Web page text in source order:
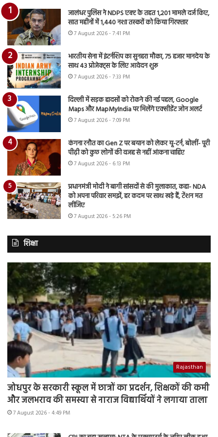
जालंधर पुलिस ने NDPS एक्ट के तहत 1,201 मामले दर्ज किए,
सात महीनों में 1,440 नशा तस्करों को किया गिरफ्तार
7 August 2026 - 7:41 PM
भारतीय सेना में इंटर्नशिप का सुनहरा मौका, 75 हजार मानदेय के
साथ 43 प्रोजेक्ट्स के लिए आवेदन शुरू
7 August 2026 - 7:33 PM
दिल्ली में सड़क हादसों को रोकने की नई पहल, Google
Maps और MapMyIndia पर मिलेंगे एक्सीडेंट जोन अलर्ट
7 August 2026 - 7:09 PM
कंगना रनौत का Gen Z पर बयान को लेकर यू-टर्न, बोलीं- पूरी
पीढ़ी को कुछ लोगों की वजह से नहीं आंकना चाहिए
7 August 2026 - 6:13 PM
प्रधानमंत्री मोदी ने बागी सांसदों से की मुलाकात, कहा- NDA
को अपना परिवार समझें, हर कदम पर साथ खड़े हैं, टेंशन मत
लीजिए
7 August 2026 - 5:26 PM
शिक्षा
Rajasthan
जोधपुर के सरकारी स्कूल में छात्रों का प्रदर्शन, शिक्षकों की कमी
और जलभराव की समस्या से नाराज विद्यार्थियों ने लगाया ताला
7 August 2026 - 4:49 PM